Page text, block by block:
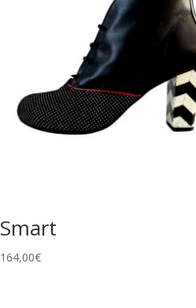
Smart
164,00€